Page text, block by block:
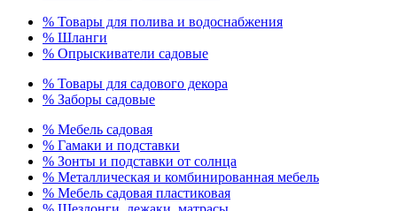
% Товары для полива и водоснабжения
% Шланги
% Опрыскиватели садовые
% Товары для садового декора
% Заборы садовые
% Мебель садовая
% Гамаки и подставки
% Зонты и подставки от солнца
% Металлическая и комбинированная мебель
% Мебель садовая пластиковая